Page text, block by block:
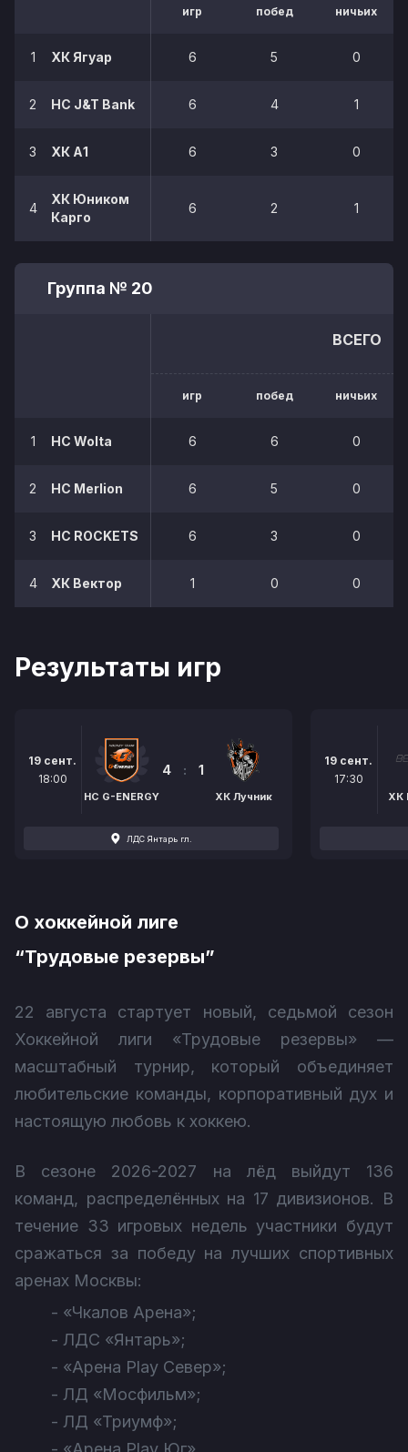
игр побед ничьих
1 ХК Ягуар 6 5 0
2 HC J&T Bank 6 4 1
3 ХК А1 6 3 0
4
ХК Юником
Карго
6 2 1
Группа № 20
ВСЕГО
игр побед ничьих
1 HC Wolta 6 6 0
2 НС Merlion 6 5 0
3 HC ROCKETS 6 3 0
4 ХК Вектор 1 0 0
Результаты игр
19 сент.
18:00
HC G-ENERGY
4 : 1
ХК Лучник
ЛДС Янтарь гл.
19 сент.
17:30
ХК
О хоккейной лиге
“Трудовые резервы”
22 августа стартует новый, седьмой сезон
Хоккейной лиги «Трудовые резервы» —
масштабный турнир, который объединяет
любительские команды, корпоративный дух и
настоящую любовь к хоккею.
В сезоне 2026-2027 на лёд выйдут 136
команд, распределённых на 17 дивизионов. В
течение 33 игровых недель участники будут
сражаться за победу на лучших спортивных
аренах Москвы:
- «Чкалов Арена»;
- ЛДС «Янтарь»;
- «Арена Play Север»;
- ЛД «Мосфильм»;
- ЛД «Триумф»;